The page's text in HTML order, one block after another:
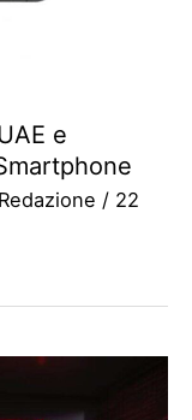
e
Redazione / 22